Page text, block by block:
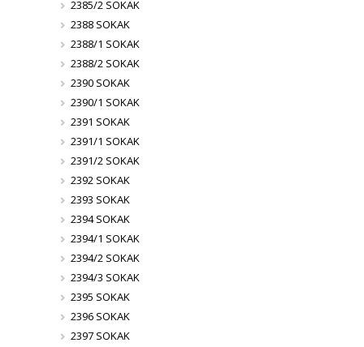
2385/2 SOKAK
2388 SOKAK
2388/1 SOKAK
2388/2 SOKAK
2390 SOKAK
2390/1 SOKAK
2391 SOKAK
2391/1 SOKAK
2391/2 SOKAK
2392 SOKAK
2393 SOKAK
2394 SOKAK
2394/1 SOKAK
2394/2 SOKAK
2394/3 SOKAK
2395 SOKAK
2396 SOKAK
2397 SOKAK